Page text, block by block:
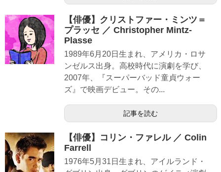
【俳優】クリストファー・ミンツ＝
プラッセ ／ Christopher Mintz-
Plasse
1989年6月20日生まれ、アメリカ・ロサ
ンゼルス出身。高校時代に演劇を学び、
2007年、『スーパーバッド童貞ウォー
ズ』で映画デビュー。その...
記事を読む
【俳優】コリン・ファレル ／ Colin
Farrell
1976年5月31日生まれ、アイルランド・